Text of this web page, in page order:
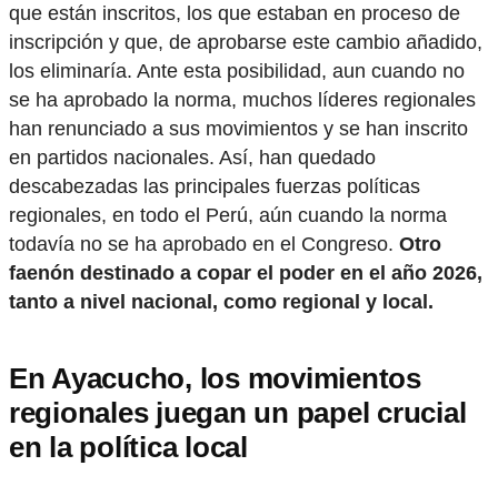
que están inscritos, los que estaban en proceso de
inscripción y que, de aprobarse este cambio añadido,
los eliminaría. Ante esta posibilidad, aun cuando no
se ha aprobado la norma, muchos líderes regionales
han renunciado a sus movimientos y se han inscrito
en partidos nacionales. Así, han quedado
descabezadas las principales fuerzas políticas
regionales, en todo el Perú, aún cuando la norma
todavía no se ha aprobado en el Congreso. Otro
faenón destinado a copar el poder en el año 2026,
tanto a nivel nacional, como regional y local.
En Ayacucho, los movimientos
regionales juegan un papel crucial
en la política local